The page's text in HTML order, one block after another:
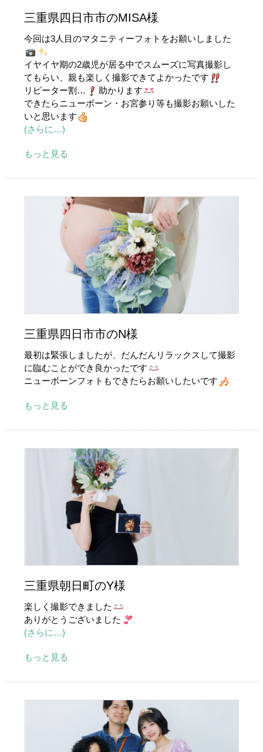
三重県四日市市のMISA様
今回は3人目のマタニティーフォトをお願いしました
イヤイヤ期の2歳児が居る中でスムーズに写真撮影し
てもらい、親も楽しく撮影できてよかったです
リピーター割…
助かります
できたらニューボーン・お宮参り等も撮影お願いした
いと思います
(さらに…)
もっと見る
三重県四日市市のN様
最初は緊張しましたが、だんだんリラックスして撮影
に臨むことができ良かったです
ニューボーンフォトもできたらお願いしたいです
もっと見る
三重県朝日町のY様
楽しく撮影できました
ありがとうございました
(さらに…)
もっと見る